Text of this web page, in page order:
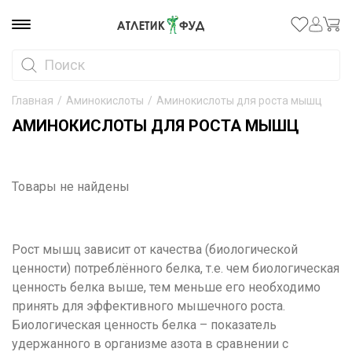
Главная / Аминокислоты / Аминокислоты для роста мышц
АМИНОКИСЛОТЫ ДЛЯ РОСТА МЫШЦ
Товары не найдены
Рост мышц зависит от качества (биологической
ценности) потреблённого белка, т.е. чем биологическая
ценность белка выше, тем меньше его необходимо
принять для эффективного мышечного роста.
Биологическая ценность белка – показатель
удержанного в организме азота в сравнении с